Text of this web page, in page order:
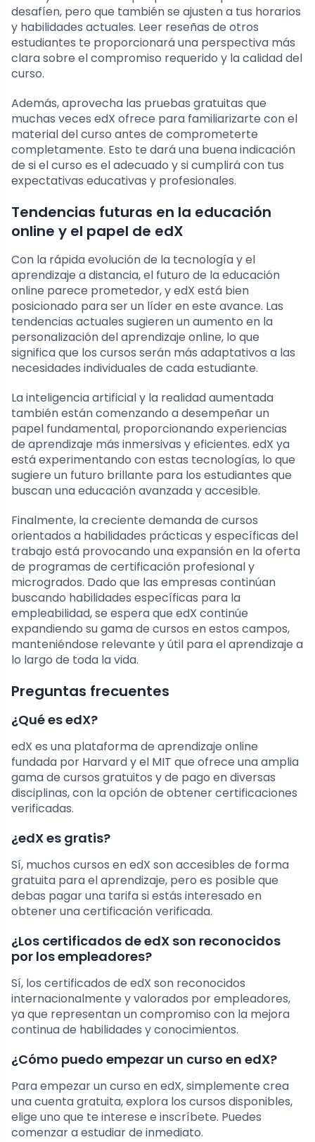
desafíen, pero que también se ajusten a tus horarios
y habilidades actuales. Leer reseñas de otros
estudiantes te proporcionará una perspectiva más
clara sobre el compromiso requerido y la calidad del
curso.
Además, aprovecha las pruebas gratuitas que
muchas veces edX ofrece para familiarizarte con el
material del curso antes de comprometerte
completamente. Esto te dará una buena indicación
de si el curso es el adecuado y si cumplirá con tus
expectativas educativas y profesionales.
Tendencias futuras en la educación
online y el papel de edX
Con la rápida evolución de la tecnología y el
aprendizaje a distancia, el futuro de la educación
online parece prometedor, y edX está bien
posicionado para ser un líder en este avance. Las
tendencias actuales sugieren un aumento en la
personalización del aprendizaje online, lo que
significa que los cursos serán más adaptativos a las
necesidades individuales de cada estudiante.
La inteligencia artificial y la realidad aumentada
también están comenzando a desempeñar un
papel fundamental, proporcionando experiencias
de aprendizaje más inmersivas y eficientes. edX ya
está experimentando con estas tecnologías, lo que
sugiere un futuro brillante para los estudiantes que
buscan una educación avanzada y accesible.
Finalmente, la creciente demanda de cursos
orientados a habilidades prácticas y específicas del
trabajo está provocando una expansión en la oferta
de programas de certificación profesional y
microgrados. Dado que las empresas continúan
buscando habilidades específicas para la
empleabilidad, se espera que edX continúe
expandiendo su gama de cursos en estos campos,
manteniéndose relevante y útil para el aprendizaje a
lo largo de toda la vida.
Preguntas frecuentes
¿Qué es edX?
edX es una plataforma de aprendizaje online
fundada por Harvard y el MIT que ofrece una amplia
gama de cursos gratuitos y de pago en diversas
disciplinas, con la opción de obtener certificaciones
verificadas.
¿edX es gratis?
Sí, muchos cursos en edX son accesibles de forma
gratuita para el aprendizaje, pero es posible que
debas pagar una tarifa si estás interesado en
obtener una certificación verificada.
¿Los certificados de edX son reconocidos
por los empleadores?
Sí, los certificados de edX son reconocidos
internacionalmente y valorados por empleadores,
ya que representan un compromiso con la mejora
continua de habilidades y conocimientos.
¿Cómo puedo empezar un curso en edX?
Para empezar un curso en edX, simplemente crea
una cuenta gratuita, explora los cursos disponibles,
elige uno que te interese e inscríbete. Puedes
comenzar a estudiar de inmediato.